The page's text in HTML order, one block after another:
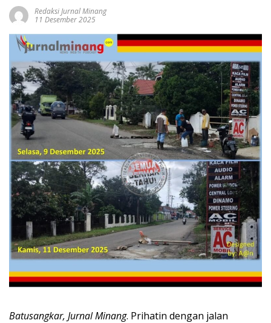
Redaksi Jurnal Minang
11 Desember 2025
Batusangkar, Jurnal Minang. Prihatin dengan jalan